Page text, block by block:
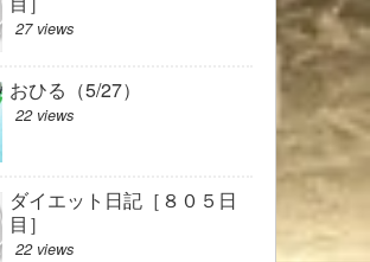
27 views
おひる（5/27）
22 views
ダイエット日記［８０５日
目］
22 views